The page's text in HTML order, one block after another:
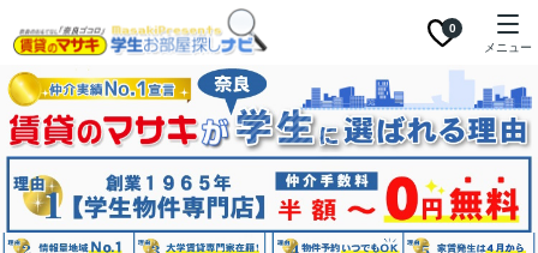
0
メニュー